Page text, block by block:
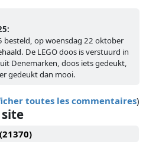
op woensdag 22 oktober
De LEGO doos is verstuurd in
Denemarken, doos iets gedeukt,
gedeukt dan mooi.
toutes les commentaires)